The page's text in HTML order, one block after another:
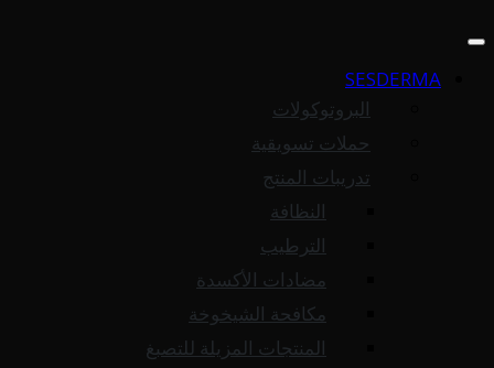
SESDERMA
البروتوكولات
حملات تسويقية
تدريبات المنتج
النظافة
الترطيب
مضادات الأكسدة
مكافحة الشيخوخة
المنتجات المزيلة للتصبغ